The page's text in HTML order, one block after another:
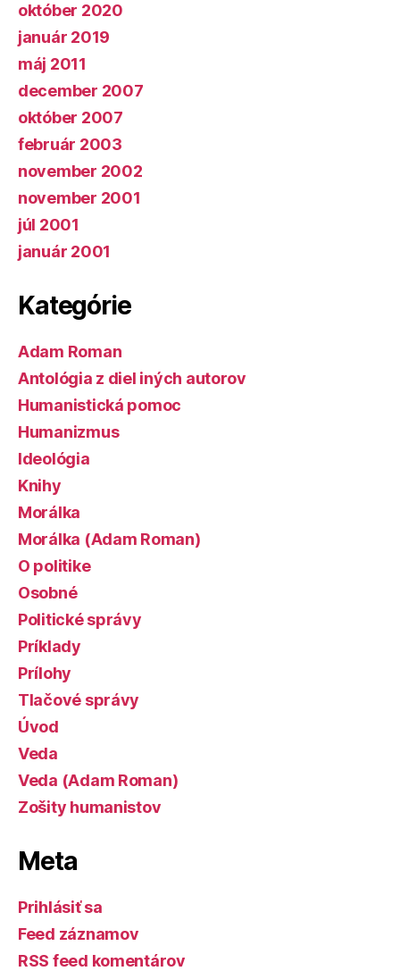
október 2020
január 2019
máj 2011
december 2007
október 2007
február 2003
november 2002
november 2001
júl 2001
január 2001
Kategórie
Adam Roman
Antológia z diel iných autorov
Humanistická pomoc
Humanizmus
Ideológia
Knihy
Morálka
Morálka (Adam Roman)
O politike
Osobné
Politické správy
Príklady
Prílohy
Tlačové správy
Úvod
Veda
Veda (Adam Roman)
Zošity humanistov
Meta
Prihlásiť sa
Feed záznamov
RSS feed komentárov